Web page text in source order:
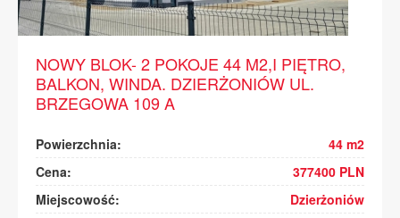
NOWY BLOK- 2 POKOJE 44 M2,I PIĘTRO,
BALKON, WINDA. DZIERŻONIÓW UL.
BRZEGOWA 109 A
Powierzchnia:
44 m2
Cena:
377400 PLN
Miejscowość:
Dzierżoniów